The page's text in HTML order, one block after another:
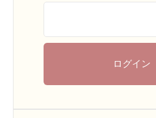
ログイン